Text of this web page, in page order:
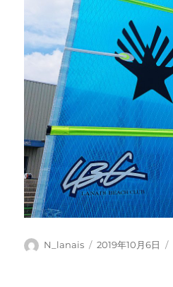
投
N_lanais
投
2019年10月6日